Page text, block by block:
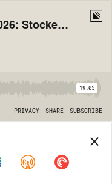
Kopfnüsse 8.2.2026: Stockers Mogelpackung
19:05
PRIVACY SHARE SUBSCRIBE